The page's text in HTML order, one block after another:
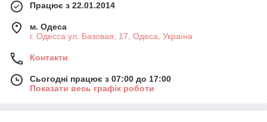
Працює з 22.01.2014
м. Одеса
г. Одесса ул. Базовая, 17, Одеса, Україна
Контакти
Сьогодні працює з 07:00 до 17:00
Показати весь графік роботи